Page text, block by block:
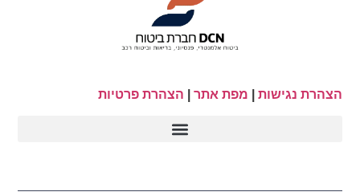
הצהרת נגישות| מפת אתר| הצהרת פרטיות